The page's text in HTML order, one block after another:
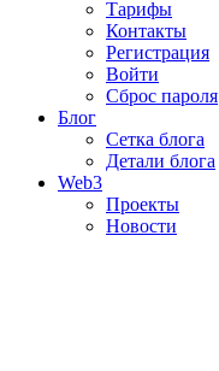
Тарифы
Контакты
Регистрация
Войти
Сброс пароля
Блог
Сетка блога
Детали блога
Web3
Проекты
Новости